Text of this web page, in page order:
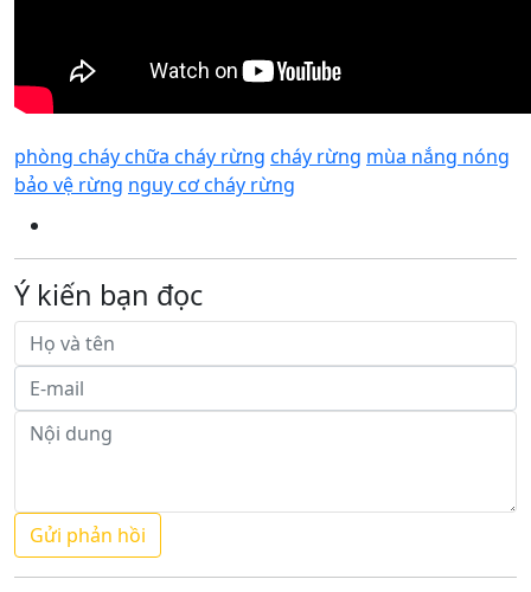
phòng cháy chữa cháy rừng cháy rừng mùa nắng nóng
bảo vệ rừng nguy cơ cháy rừng
Ý kiến bạn đọc